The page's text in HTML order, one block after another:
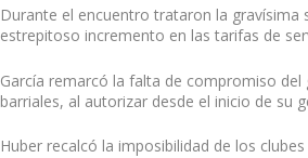
Durante el encuentro trataron la gravísima
estrepitoso incremento en las tarifas de
García remarcó la falta de compromiso
barriales, al autorizar desde el inicio de su
Huber recalcó la imposibilidad de los